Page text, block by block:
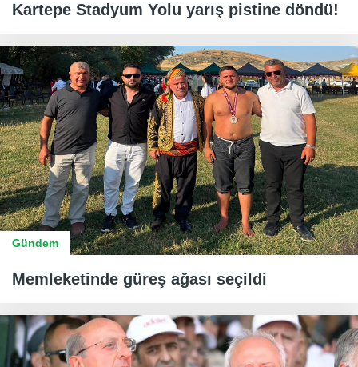
Kartepe Stadyum Yolu yarış pistine döndü!
Gündem
Memleketinde güreş ağası seçildi